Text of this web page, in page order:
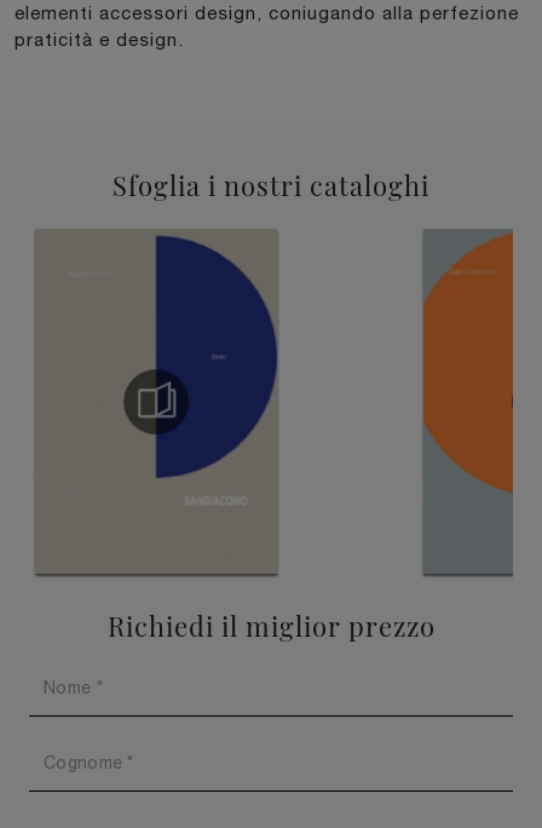
elementi accessori design, coniugando alla perfezione
praticità e design.
Sfoglia i nostri cataloghi
Richiedi il miglior prezzo